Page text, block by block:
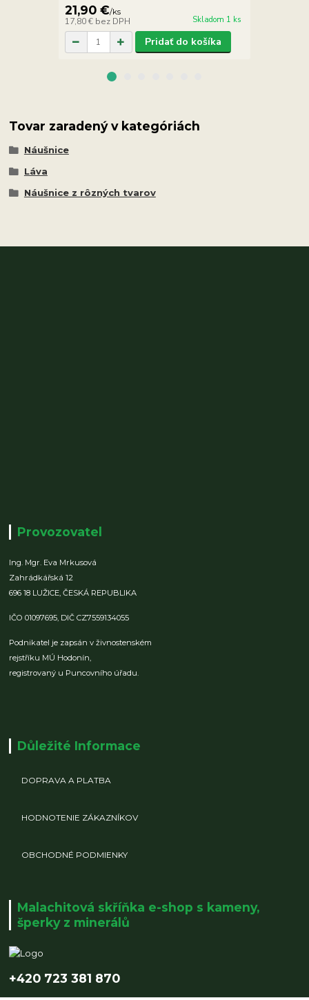
21,90 €/ks
17,80 € bez DPH Skladom 1 ks
Pridať do košíka
Tovar zaradený v kategóriách
Náušnice
Láva
Náušnice z rôzných tvarov
Provozovatel
Ing. Mgr. Eva Mrkusová
Zahrádkářská 12
696 18 LUŽICE,ČESKÁ REPUBLIKA
IČO 01097695, DIČ CZ7559134055
Podnikatel je zapsán v živnostenském
rejstříku MÚ Hodonín,
registrovaný u Puncovního úřadu.
Důležité Informace
DOPRAVA A PLATBA
HODNOTENIE ZÁKAZNÍKOV
OBCHODNÉ PODMIENKY
Malachitová skříňka e-shop s kameny,
šperky z minerálů
+420 723 381 870